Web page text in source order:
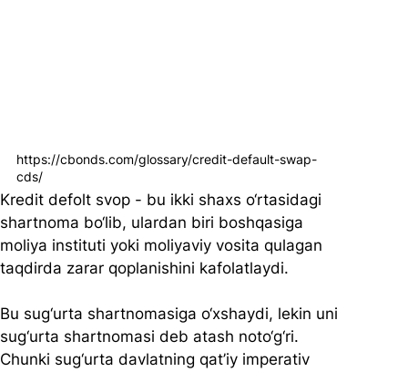
Kredit defolt svop - bu ikki shaxs o‘rtasidagi
shartnoma bo‘lib, ulardan biri boshqasiga
moliya instituti yoki moliyaviy vosita qulagan
taqdirda zarar qoplanishini kafolatlaydi.
Bu sug‘urta shartnomasiga o‘xshaydi, lekin uni
sug‘urta shartnomasi deb atash noto‘g‘ri.
Chunki sug‘urta davlatning qat’iy imperativ
https://cbonds.com/glossary/credit-default-swap-
cds/